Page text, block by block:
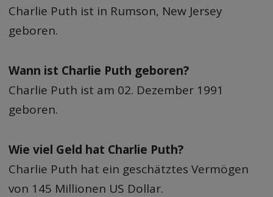
Charlie Puth ist in Rumson, New Jersey
geboren.
Wann ist Charlie Puth geboren?
Charlie Puth ist am 02. Dezember 1991
geboren.
Wie viel Geld hat Charlie Puth?
Charlie Puth hat ein geschätztes Vermögen
von 145 Millionen US Dollar.